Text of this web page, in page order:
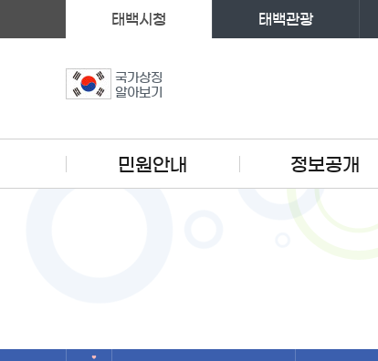
국가상징
알아보기
태백시청 태백관광
민원안내 정보공개